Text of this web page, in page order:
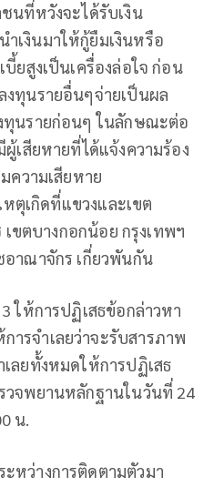
นที่หวังจะได้รับเงิน
เงินมาให้กู้ยืมเงินหรือ
ยสูงเป็นเครื่องล่อใจ ก่อน
งทุนรายอื่นๆจ่ายเป็นผล
ทุนรายก่อนๆ ในลักษณะต่อ
เสียหายที่ได้แจ้งความร้อง
ความเสียหาย
ตุเกิดที่แขวงและเขต
ขตบางกอกน้อย กรุงเทพฯ
าณาจักร เกี่ยวพันกัน
ให้การปฏิเสธข้อกล่าวหา
ารจำเลยว่าจะรับสารภาพ
ลยทั้งหมดให้การปฏิเสธ
วจพยานหลักฐานในวันที่ 24
น.
หว่างการติดตามตัวมา